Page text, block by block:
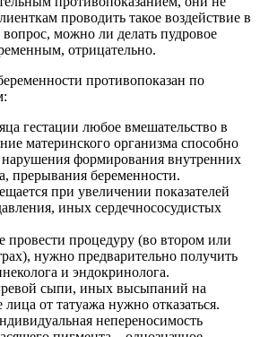
проводить такое воздействие в
можно ли делать пудровое
отрицательно.
противопоказан по
гестации любое вмешательство в
материнского организма способно
нарушения формирования внутренних
прерывания беременности.
при увеличении показателей
иных сердечнососудистых
процедуру (во втором или
нужно предварительно получить
и эндокринолога.
сыпи, иных высыпаний на
от татуажа нужно отказаться.
непереносимость